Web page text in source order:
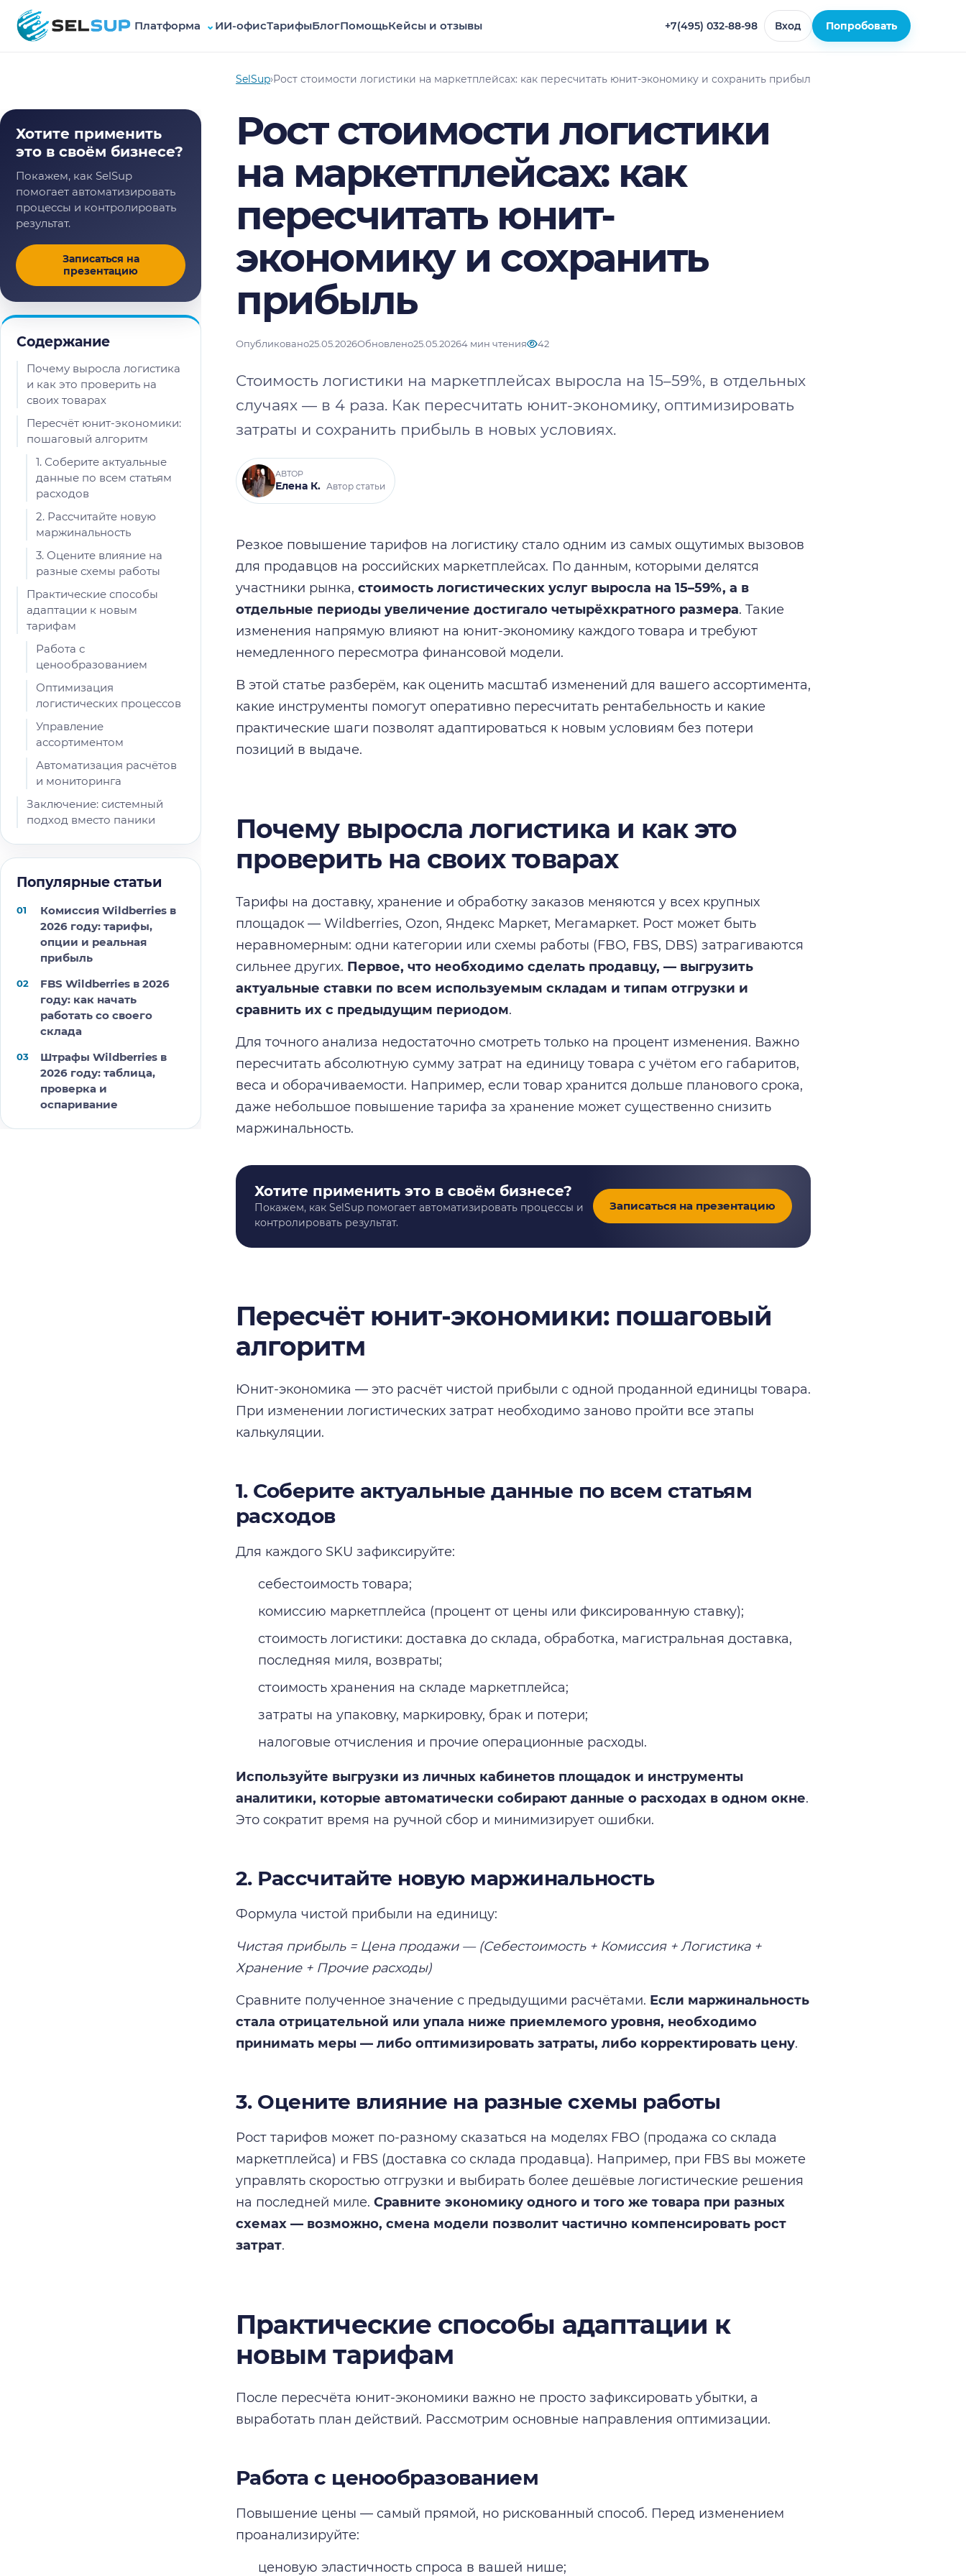
SelSup Платформа ⌄ ИИ-офисТарифыБлогПомощьКейсы и отзывы +7(495) 032-88-98 Вход Попробовать
SelSup›Рост стоимости логистики на маркетплейсах: как пересчитать юнит-экономику и сохранить прибыль
Рост стоимости логистики
на маркетплейсах: как
пересчитать юнит-
экономику и сохранить
прибыль
Опубликовано25.05.2026Обновлено25.05.20264 мин чтения 42
Стоимость логистики на маркетплейсах выросла на 15–59%, в отдельных
случаях — в 4 раза. Как пересчитать юнит-экономику, оптимизировать
затраты и сохранить прибыль в новых условиях.
АВТОР
Елена К. Автор статьи
Содержание
Почему выросла логистика
и как это проверить на
своих товарах
Пересчёт юнит-экономики:
пошаговый алгоритм
1. Соберите актуальные
данные по всем статьям
расходов
2. Рассчитайте новую
маржинальность
3. Оцените влияние на
разные схемы работы
Практические способы
адаптации к новым
тарифам
Работа с
ценообразованием
Оптимизация
логистических процессов
Управление
ассортиментом
Автоматизация расчётов
и мониторинга
Заключение: системный
подход вместо паники
Популярные статьи
Комиссия Wildberries в
2026 году: тарифы,
опции и реальная
прибыль
FBS Wildberries в 2026
году: как начать
работать со своего
склада
Штрафы Wildberries в
2026 году: таблица,
проверка и
оспаривание
Хотите применить
это в своём бизнесе?
Покажем, как SelSup
помогает автоматизировать
процессы и контролировать
результат.
Записаться на
презентацию
Резкое повышение тарифов на логистику стало одним из самых ощутимых вызовов
для продавцов на российских маркетплейсах. По данным, которыми делятся
участники рынка, стоимость логистических услуг выросла на 15–59%, а в
отдельные периоды увеличение достигало четырёхкратного размера. Такие
изменения напрямую влияют на юнит-экономику каждого товара и требуют
немедленного пересмотра финансовой модели.
В этой статье разберём, как оценить масштаб изменений для вашего ассортимента,
какие инструменты помогут оперативно пересчитать рентабельность и какие
практические шаги позволят адаптироваться к новым условиям без потери
позиций в выдаче.
Почему выросла логистика и как это
проверить на своих товарах
Тарифы на доставку, хранение и обработку заказов меняются у всех крупных
площадок — Wildberries, Ozon, Яндекс Маркет, Мегамаркет. Рост может быть
неравномерным: одни категории или схемы работы (FBO, FBS, DBS) затрагиваются
сильнее других. Первое, что необходимо сделать продавцу, — выгрузить
актуальные ставки по всем используемым складам и типам отгрузки и
сравнить их с предыдущим периодом.
Для точного анализа недостаточно смотреть только на процент изменения. Важно
пересчитать абсолютную сумму затрат на единицу товара с учётом его габаритов,
веса и оборачиваемости. Например, если товар хранится дольше планового срока,
даже небольшое повышение тарифа за хранение может существенно снизить
маржинальность.
Хотите применить это в своём бизнесе?
Покажем, как SelSup помогает автоматизировать процессы и
контролировать результат.
Записаться на презентацию
Пересчёт юнит-экономики: пошаговый
алгоритм
Юнит-экономика — это расчёт чистой прибыли с одной проданной единицы товара.
При изменении логистических затрат необходимо заново пройти все этапы
калькуляции.
1. Соберите актуальные данные по всем статьям
расходов
Для каждого SKU зафиксируйте:
себестоимость товара;
комиссию маркетплейса (процент от цены или фиксированную ставку);
стоимость логистики: доставка до склада, обработка, магистральная доставка,
последняя миля, возвраты;
стоимость хранения на складе маркетплейса;
затраты на упаковку, маркировку, брак и потери;
налоговые отчисления и прочие операционные расходы.
Используйте выгрузки из личных кабинетов площадок и инструменты
аналитики, которые автоматически собирают данные о расходах в одном окне.
Это сократит время на ручной сбор и минимизирует ошибки.
2. Рассчитайте новую маржинальность
Формула чистой прибыли на единицу:
Чистая прибыль = Цена продажи — (Себестоимость + Комиссия + Логистика +
Хранение + Прочие расходы)
Сравните полученное значение с предыдущими расчётами. Если маржинальность
стала отрицательной или упала ниже приемлемого уровня, необходимо
принимать меры — либо оптимизировать затраты, либо корректировать цену.
3. Оцените влияние на разные схемы работы
Рост тарифов может по-разному сказаться на моделях FBO (продажа со склада
маркетплейса) и FBS (доставка со склада продавца). Например, при FBS вы можете
управлять скоростью отгрузки и выбирать более дешёвые логистические решения
на последней миле. Сравните экономику одного и того же товара при разных
схемах — возможно, смена модели позволит частично компенсировать рост
затрат.
Практические способы адаптации к
новым тарифам
После пересчёта юнит-экономики важно не просто зафиксировать убытки, а
выработать план действий. Рассмотрим основные направления оптимизации.
Работа с ценообразованием
Повышение цены — самый прямой, но рискованный способ. Перед изменением
проанализируйте:
ценовую эластичность спроса в вашей нише;